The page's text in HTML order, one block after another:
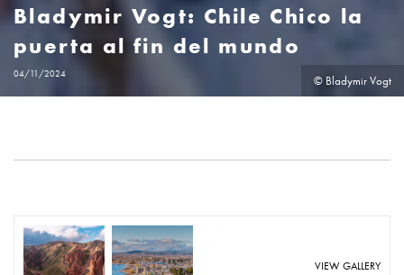
Bladymir Vogt: Chile Chico la
puerta al fin del mundo
04/11/2024 © Bladymir Vogt
VIEW GALLERY